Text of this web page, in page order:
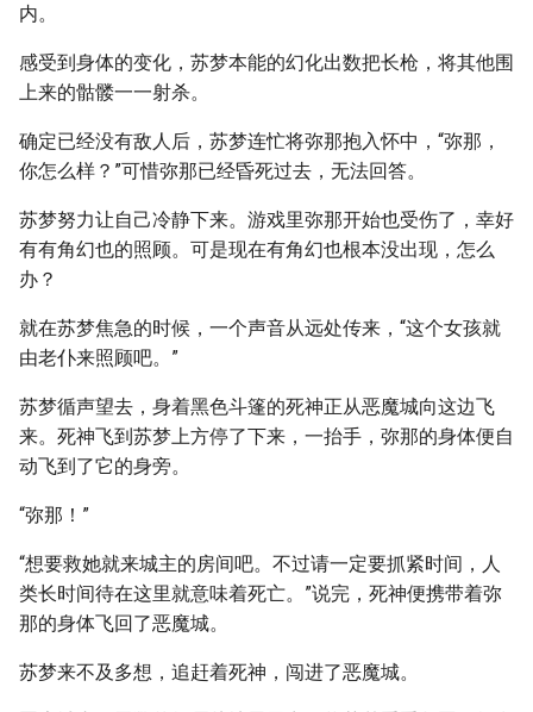
内。
感受到身体的变化，苏梦本能的幻化出数把长枪，将其他围
上来的骷髅一一射杀。
确定已经没有敌人后，苏梦连忙将弥那抱入怀中，“弥那，
你怎么样？”可惜弥那已经昏死过去，无法回答。
苏梦努力让自己冷静下来。游戏里弥那开始也受伤了，幸好
有有角幻也的照顾。可是现在有角幻也根本没出现，怎么
办？
就在苏梦焦急的时候，一个声音从远处传来，“这个女孩就
由老仆来照顾吧。”
苏梦循声望去，身着黑色斗篷的死神正从恶魔城向这边飞
来。死神飞到苏梦上方停了下来，一抬手，弥那的身体便自
动飞到了它的身旁。
“弥那！”
“想要救她就来城主的房间吧。不过请一定要抓紧时间，人
类长时间待在这里就意味着死亡。”说完，死神便携带着弥
那的身体飞回了恶魔城。
苏梦来不及多想，追赶着死神，闯进了恶魔城。